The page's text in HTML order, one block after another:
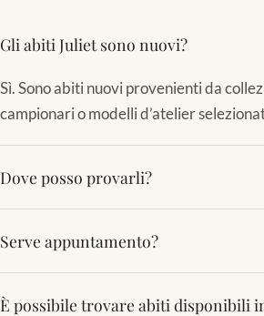
Gli abiti Juliet sono nuovi?
Sì. Sono abiti nuovi provenienti da
campionari o modelli d’atelier
Dove posso provarli?
Serve appuntamento?
È possibile trovare abiti disponibili